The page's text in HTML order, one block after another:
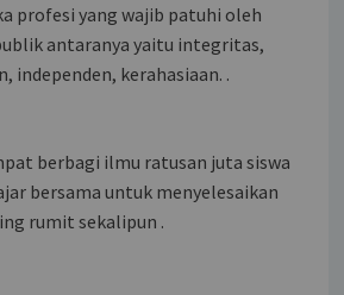
profesi yang wajib patuhi oleh
antaranya yaitu integritas,
independen, kerahasiaan. .
berbagi ilmu ratusan juta siswa
bersama untuk menyelesaikan
rumit sekalipun .